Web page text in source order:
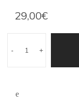
29,00€
- +